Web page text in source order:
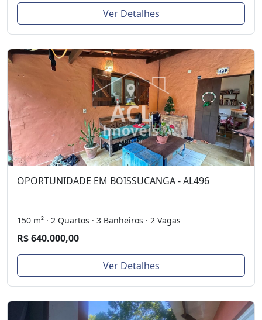
Ver Detalhes
OPORTUNIDADE EM BOISSUCANGA - AL496
150 m² · 2 Quartos · 3 Banheiros · 2 Vagas
R$ 640.000,00
Ver Detalhes